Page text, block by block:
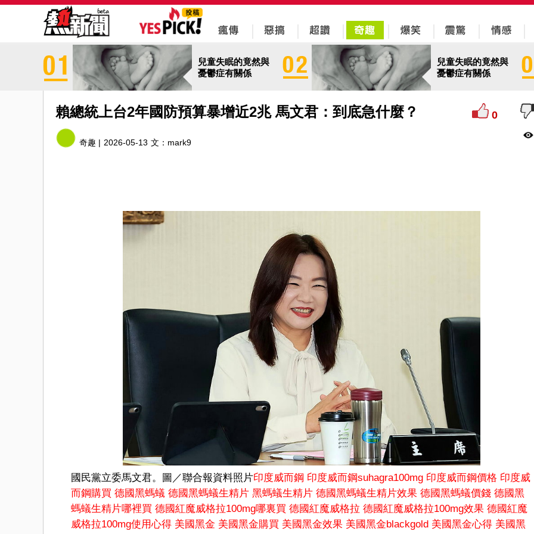
兒童失眠的竟然與
憂鬱症有關係
兒童失眠的竟然與
憂鬱症有關係
賴總統上台2年國防預算暴增近2兆 馬文君：到底急什麼？ 0
奇趣 | 2026-05-13 文： mark9
國民黨立委馬文君。圖／聯合報資料照片印度威而鋼 印度威而鋼suhagra100mg 印度威而鋼價格 印度威
而鋼購買 德國黑螞蟻 德國黑螞蟻生精片 黑螞蟻生精片 德國黑螞蟻生精片效果 德國黑螞蟻價錢 德國黑
螞蟻生精片哪裡買 德國紅魔威格拉100mg哪裏買 德國紅魔威格拉 德國紅魔威格拉100mg效果 德國紅魔
威格拉100mg使用心得 美國黑金 美國黑金購買 美國黑金效果 美國黑金blackgold 美國黑金心得 美國黑